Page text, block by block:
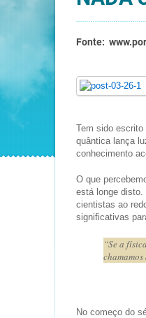
Fonte:
Tem sido
quântica lança
conhecimento
O que
está longe disto.
cientistas ao
significativas
“Se a
No começo do